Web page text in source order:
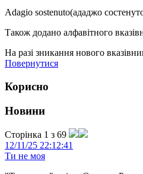
Adagio sostenuto(ададжо
Також додано алфавітного
На разі зникання нового
Повернутися
Корисно
Новини
Сторінка 1 з 69
12/11/25 22:12:41
Ти не моя